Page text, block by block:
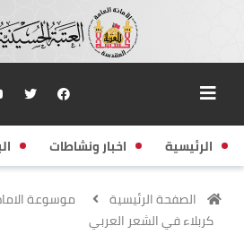
الرئيسية اخبار ونشاطات
الصفحة الرئيسية
موسوعة
كربلاء في الشعر العربي